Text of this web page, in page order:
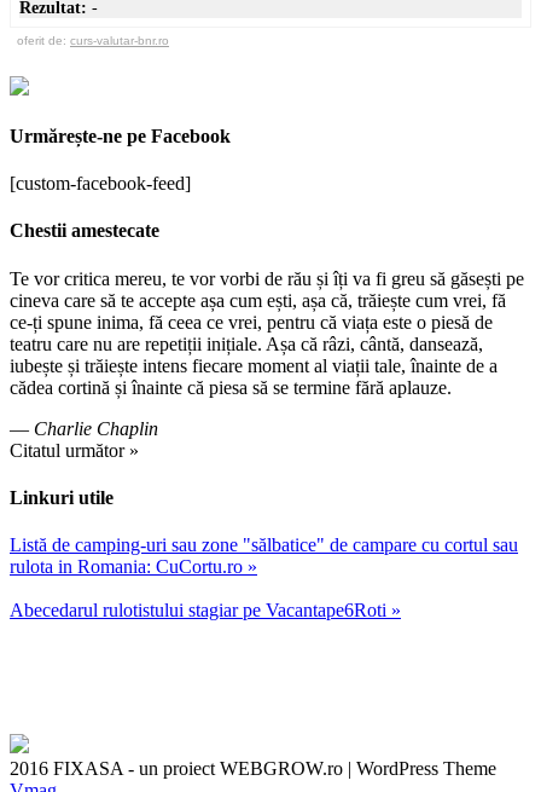
Rezultat: -
oferit de: curs-valutar-bnr.ro
Urmărește-ne pe Facebook
[custom-facebook-feed]
Chestii amestecate
Te vor critica mereu, te vor vorbi de rău și îți va fi greu să găsești pe
cineva care să te accepte așa cum ești, așa că, trăiește cum vrei, fă
ce-ți spune inima, fă ceea ce vrei, pentru că viața este o piesă de
teatru care nu are repetiții inițiale. Așa că râzi, cântă, dansează,
iubește și trăiește intens fiecare moment al viații tale, înainte de a
cădea cortină și înainte că piesa să se termine fără aplauze.
— Charlie Chaplin
Citatul următor »
Linkuri utile
Listă de camping-uri sau zone "sălbatice" de campare cu cortul sau
rulota in Romania: CuCortu.ro »
Abecedarul rulotistului stagiar pe Vacantape6Roti »
2016 FIXASA - un proiect WEBGROW.ro | WordPress Theme